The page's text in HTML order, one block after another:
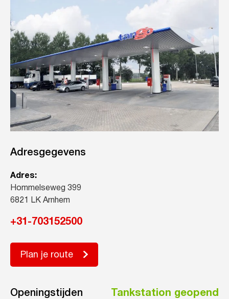
Adresgegevens
Adres:
Hommelseweg 399
6821 LK Arnhem
+31-703152500
Plan je route
Openingstijden Tankstation geopend